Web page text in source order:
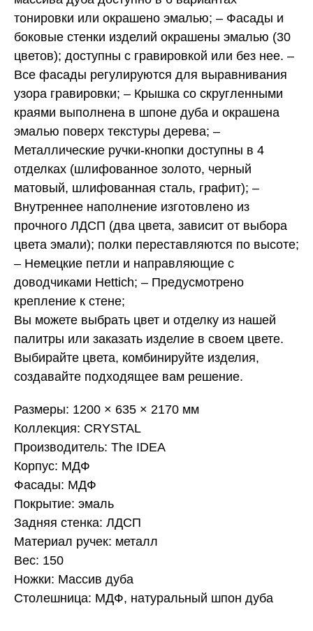
тонировки или окрашено эмалью; – Фасады и
боковые стенки изделий окрашены эмалью (30
цветов); доступны с гравировкой или без нее. –
Все фасады регулируются для выравнивания
узора гравировки; – Крышка со скругленными
краями выполнена в шпоне дуба и окрашена
эмалью поверх текстуры дерева; –
Металлические ручки-кнопки доступны в 4
отделках (шлифованное золото, черный
матовый, шлифованная сталь, графит); –
Внутреннее наполнение изготовлено из
прочного ЛДСП (два цвета, зависит от выбора
цвета эмали); полки переставляются по высоте;
– Немецкие петли и направляющие с
доводчиками Hettich; – Предусмотрено
крепление к стене;
Вы можете выбрать цвет и отделку из нашей
палитры или заказать изделие в своем цвете.
Выбирайте цвета, комбинируйте изделия,
создавайте подходящее вам решение.
Размеры: 1200 × 635 × 2170 мм
Коллекция: CRYSTAL
Производитель: The IDEA
Корпус: МДФ
Фасады: МДФ
Покрытие: эмаль
Задняя стенка: ЛДСП
Материал ручек: металл
Вес: 150
Ножки: Массив дуба
Столешница: МДФ, натуральный шпон дуба